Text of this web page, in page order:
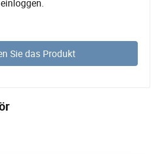
einloggen.
Sie das Produkt